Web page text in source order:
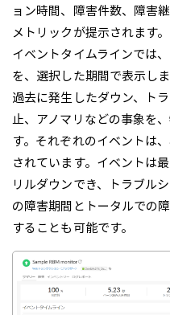
ョン時間、障害件数、障害
メトリックが提示されます。
イベントタイムラインでは
を、選択した期間で表示しま
過去に発生したダウン、ト
止、アノマリなどの事象を
す。それぞれのイベントは
されています。イベントは
リルダウンでき、トラブル
の障害期間とトータルでの
することも可能です。